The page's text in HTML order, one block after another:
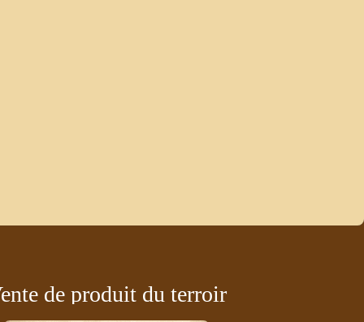
de produit du terroir